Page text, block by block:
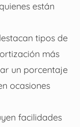
están
tipos de
más
un porcentaje
ocasiones
facilidades